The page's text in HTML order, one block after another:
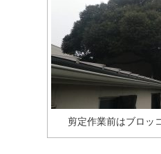
剪定作業前はブロッ